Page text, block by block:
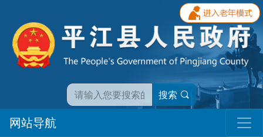
搜索
网站导航